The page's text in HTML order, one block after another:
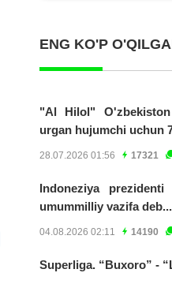
ENG KO'P
"Al Hilol"
urgan hujumchi uchun
28.07.2026 01:56 17321
Indoneziya prezidenti
umummilliy vazifa deb...
04.08.2026 02:11 14190
Superliga. “Buxoro” -